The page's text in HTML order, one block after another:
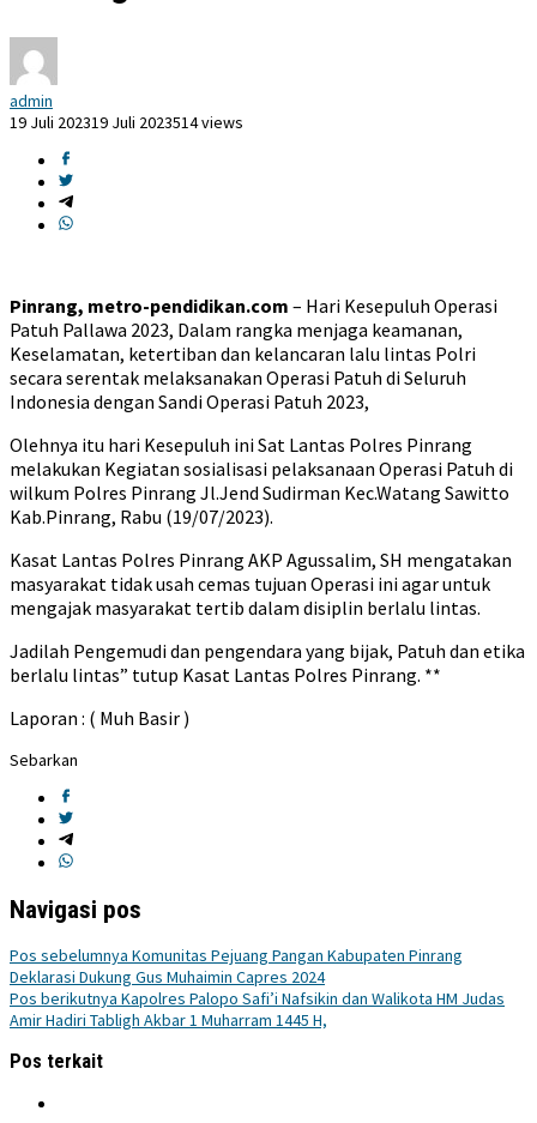
admin
19 Juli 202319 Juli 2023514 views
Pinrang, metro-pendidikan.com – Hari Kesepuluh Operasi
Patuh Pallawa 2023, Dalam rangka menjaga keamanan,
Keselamatan, ketertiban dan kelancaran lalu lintas Polri
secara serentak melaksanakan Operasi Patuh di Seluruh
Indonesia dengan Sandi Operasi Patuh 2023,
Olehnya itu hari Kesepuluh ini Sat Lantas Polres Pinrang
melakukan Kegiatan sosialisasi pelaksanaan Operasi Patuh di
wilkum Polres Pinrang Jl.Jend Sudirman Kec.Watang Sawitto
Kab.Pinrang, Rabu (19/07/2023).
Kasat Lantas Polres Pinrang AKP Agussalim, SH mengatakan
masyarakat tidak usah cemas tujuan Operasi ini agar untuk
mengajak masyarakat tertib dalam disiplin berlalu lintas.
Jadilah Pengemudi dan pengendara yang bijak, Patuh dan etika
berlalu lintas” tutup Kasat Lantas Polres Pinrang. **
Laporan : ( Muh Basir )
Sebarkan
Navigasi pos
Pos sebelumnya Komunitas Pejuang Pangan Kabupaten Pinrang
Deklarasi Dukung Gus Muhaimin Capres 2024
Pos berikutnya Kapolres Palopo Safi’i Nafsikin dan Walikota HM Judas
Amir Hadiri Tabligh Akbar 1 Muharram 1445 H,
Pos terkait